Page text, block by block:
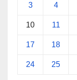
3 4
10 11
17 18
24 25